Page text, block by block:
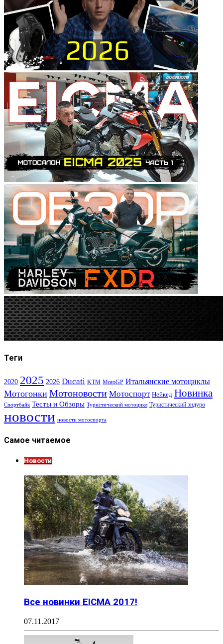
Теги
2020 2025 2026 Ducati KTM MotoGP Итальянские мотоциклы
Мотогонки Мотоновости Мотоспорт Нейкед Новинка
Спортбайк Тесты и Обзоры Туристический мотоцикл Туристический эндуро
новости новости мотоспорта
Самое читаемое
Новости
Все новинки EICMA 2017!
07.11.2017